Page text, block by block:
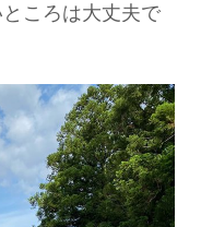
ころは大丈夫で